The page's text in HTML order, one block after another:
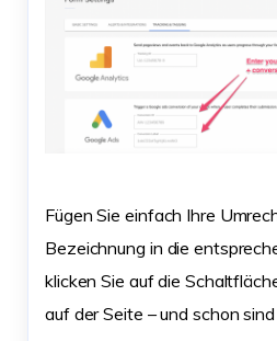
Fügen Sie einfach Ihre
Bezeichnung in die
klicken Sie auf die
auf der Seite – und schon